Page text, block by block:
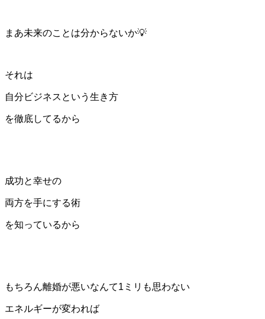
まあ未来のことは分からないか💡
それは
自分ビジネスという生き方
を徹底してるから
成功と幸せの
両方を手にする術
を知っているから
もちろん離婚が悪いなんて1ミリも思わない
エネルギーが変われば